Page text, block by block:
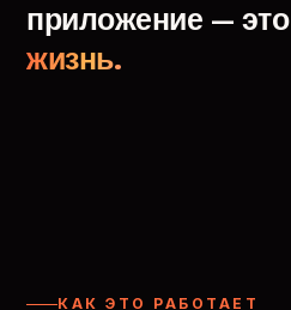
приложение — это
жизнь.
КАК ЭТО РАБОТАЕТ